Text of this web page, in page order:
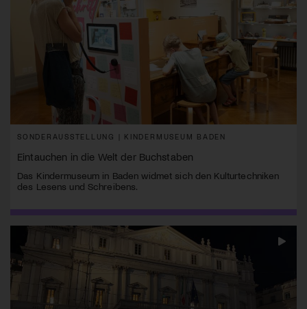
SONDERAUSSTELLUNG | KINDERMUSEUM BADEN
Eintauchen in die Welt der Buchstaben
Das Kindermuseum in Baden widmet sich den Kulturtechniken
des Lesens und Schreibens.